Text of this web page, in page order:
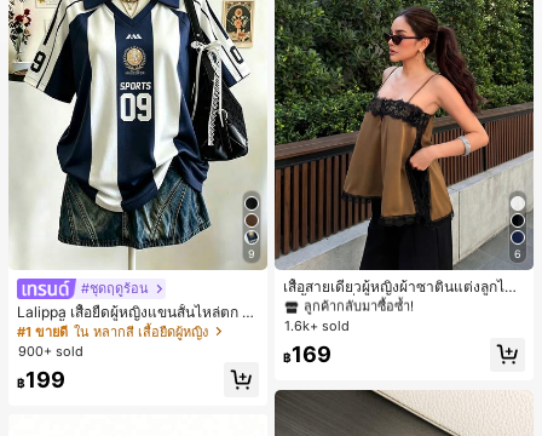
9
#ชุดฤดูร้อน
Lalippa เสื้อยืดผู้หญิงแขนสั้นไหล่ตก ค
อวีปกเสื้อ ลายพิมพ์ดิจิทัลลายทาง สไตล์
สปอร์ตแฟชั่นมินิมอล ของขวัญสำหรับเ
#1 ขายดี ใน หลากสี เสื้อยืดผู้หญิง
900+ sold
฿199
6
เสื้อสายเดี่ยวผู้หญิงผ้าซาตินแต่งลูกไม้
- เสื้อสายเดี่ยวฤดูร้อนสีคากีมีรอยผ่าด้า
นข้างที่น่าดึงดูดแบบสบายๆ
ลูกค้ากลับมาซื้อซ้ำ!
#1 ขายดี
ใน สีกากี เสื้อสตรี เสื้อเบลาส์ & Tee
ลูกค้ากลับมาซื้อซ้ำ!
#1 ขายดี
ใน สีกากี เสื้อสตรี เสื้อเบลาส์ & Tee
ลูกค้ากลับมาซื้อซ้ำ!
#1 ขายดี
ลูกค้ากลับมาซื้อซ้ำ!
1.6k+ sold
฿169